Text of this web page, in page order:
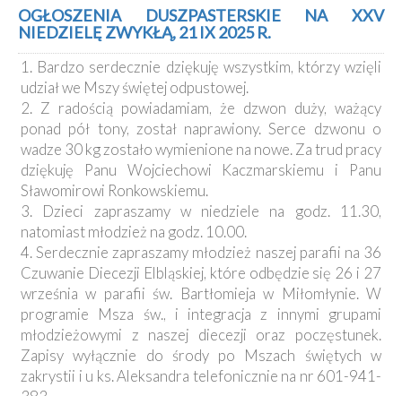
Kancelaria
Galeria
Dekanat
Nowy
Staw
Kolegiacka
Duszpasterze
Polecane
strony
Ochrona
OGŁOSZENIA DUSZPASTERSKIE NA XXV
NIEDZIELĘ ZWYKŁĄ, 21 IX 2025 R.
1. Bardzo serdecznie dziękuję wszystkim, którzy wzięli
udział we Mszy świętej odpustowej.
2. Z radością powiadamiam, że dzwon duży, ważący
ponad pół tony, został naprawiony. Serce dzwonu o
wadze 30 kg zostało wymienione na nowe. Za trud pracy
dziękuję Panu Wojciechowi Kaczmarskiemu i Panu
Sławomirowi Ronkowskiemu.
3. Dzieci zapraszamy w niedziele na godz. 11.30,
natomiast młodzież na godz. 10.00.
4. Serdecznie zapraszamy młodzież naszej parafii na 36
Czuwanie Diecezji Elbląskiej, które odbędzie się 26 i 27
września w parafii św. Bartłomieja w Miłomłynie. W
programie Msza św., i integracja z innymi grupami
młodzieżowymi z naszej diecezji oraz poczęstunek.
Zapisy wyłącznie do środy po Mszach świętych w
zakrystii i u ks. Aleksandra telefonicznie na nr 601-941-